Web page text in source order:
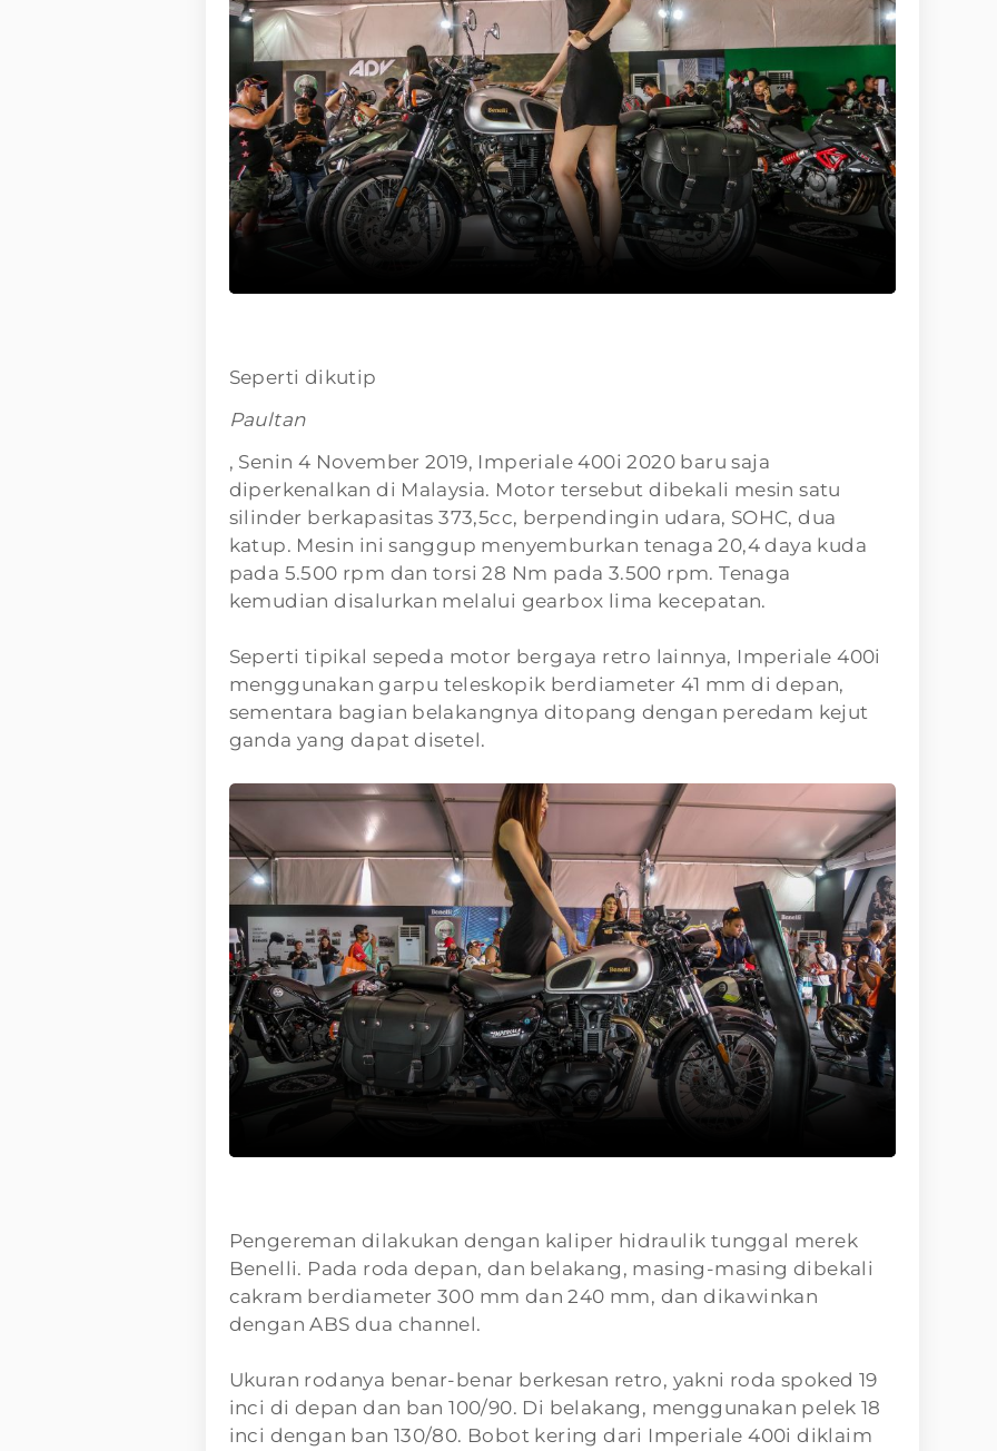
Seperti dikutip
Paultan
, Senin 4 November 2019, Imperiale 400i 2020 baru saja
diperkenalkan di Malaysia. Motor tersebut dibekali mesin satu
silinder berkapasitas 373,5cc, berpendingin udara, SOHC, dua
katup. Mesin ini sanggup menyemburkan tenaga 20,4 daya kuda
pada 5.500 rpm dan torsi 28 Nm pada 3.500 rpm. Tenaga
kemudian disalurkan melalui gearbox lima kecepatan.
Seperti tipikal sepeda motor bergaya retro lainnya, Imperiale 400i
menggunakan garpu teleskopik berdiameter 41 mm di depan,
sementara bagian belakangnya ditopang dengan peredam kejut
ganda yang dapat disetel.
Pengereman dilakukan dengan kaliper hidraulik tunggal merek
Benelli. Pada roda depan, dan belakang, masing-masing dibekali
cakram berdiameter 300 mm dan 240 mm, dan dikawinkan
dengan ABS dua channel.
Ukuran rodanya benar-benar berkesan retro, yakni roda spoked 19
inci di depan dan ban 100/90. Di belakang, menggunakan pelek 18
inci dengan ban 130/80. Bobot kering dari Imperiale 400i diklaim